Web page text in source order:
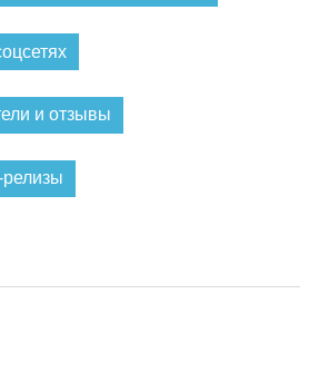
и отзывы
релизы